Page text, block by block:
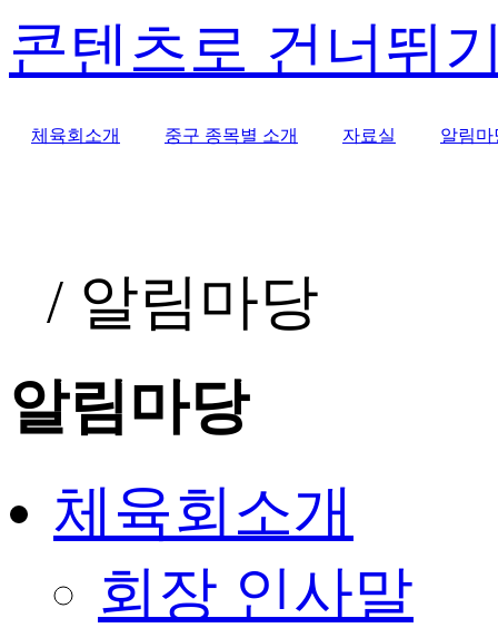
콘텐츠로 건너뛰
체육회소개 중구 종목별 소개 자료실 알림마
/ 알림마당
알림마당
체육회소개
회장 인사말